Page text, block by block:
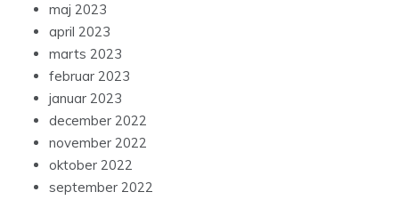
maj 2023
april 2023
marts 2023
februar 2023
januar 2023
december 2022
november 2022
oktober 2022
september 2022